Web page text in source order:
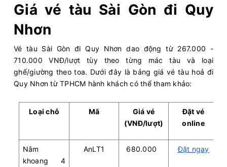
Giá vé tàu Sài Gòn đi Quy
Nhơn
Vé tàu Sài Gòn đi Quy Nhơn dao động từ 267.000 -
710.000 VNĐ/lượt tùy theo từng mác tàu và loại
ghế/giường theo toa. Dưới đây là bảng giá vé tàu hoả đi
Quy Nhơn từ TPHCM hành khách có thể tham khảo:
Loại chỗ Mã
Giá vé
(VNĐ/lượt)
Đặt vé
online
Nằm
khoang 4
AnLT1 680.000 Đặt ngay